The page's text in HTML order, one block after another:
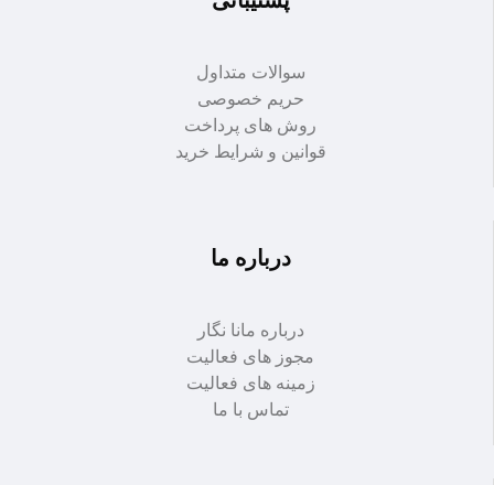
سوالات متداول
حریم خصوصی
روش های پرداخت
قوانین و شرایط خرید
درباره ما
درباره مانا نگار
مجوز های فعالیت
زمینه های فعالیت
تماس با ما